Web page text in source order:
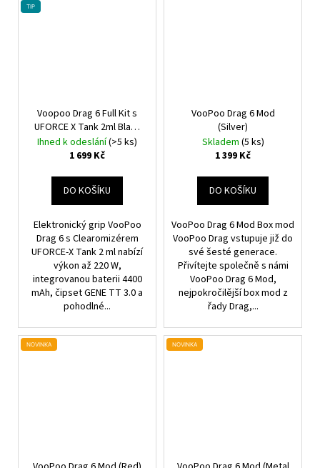
TIP
Voopoo Drag 6 Full Kit s
UFORCE X Tank 2ml Black
4400mAh
Ihned k odeslání(>5 ks)
1 699 Kč
DO KOŠÍKU
Elektronický grip VooPoo
Drag 6 s Clearomizérem
UFORCE-X Tank 2 ml nabízí
výkon až 220 W,
integrovanou baterii 4400
mAh, čipset GENE TT 3.0 a
pohodlné...
VooPoo Drag 6 Mod
(Silver)
Skladem (5 ks)
1 399 Kč
DO KOŠÍKU
VooPoo Drag 6 Mod Box mod
VooPoo Drag vstupuje již do
své šesté generace.
Přivítejte společně s námi
VooPoo Drag 6 Mod,
nejpokročilější box mod z
řady Drag,...
NOVINKA NOVINKA